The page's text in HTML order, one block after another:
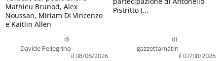
di
Davide Pellegrino
il 08/08/2026
Mathieu Brunod, Alex
Noussan, Miriam Di Vincenzo
e Kaitlin Allen
di
gazzettamatin
il 07/08/2026
Pistritto (...